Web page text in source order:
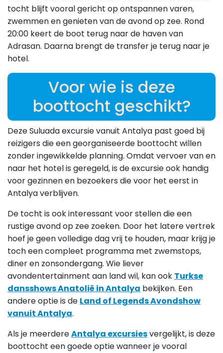
tocht blijft vooral gericht op ontspannen varen,
zwemmen en genieten van de avond op zee. Rond
20:00 keert de boot terug naar de haven van
Adrasan. Daarna brengt de transfer je terug naar je
hotel.
Voor wie is deze
boottocht geschikt?
Deze Suluada excursie vanuit Antalya past goed bij
reizigers die een georganiseerde boottocht willen
zonder ingewikkelde planning. Omdat vervoer van en
naar het hotel is geregeld, is de excursie ook handig
voor gezinnen en bezoekers die voor het eerst in
Antalya verblijven.
De tocht is ook interessant voor stellen die een
rustige avond op zee zoeken. Door het latere vertrek
hoef je geen volledige dag vrij te houden, maar krijg je
toch een compleet programma met zwemstops,
diner en zonsondergang. Wie liever
avondentertainment aan land wil, kan ook Turkse
dansshows Anatolië in Antalya bekijken. Een
andere optie is de Land of Legends Avondshow
vanuit Antalya.
Als je meerdereAntalya excursiesvergelijkt, is deze
boottocht een goede optie wanneer je vooral